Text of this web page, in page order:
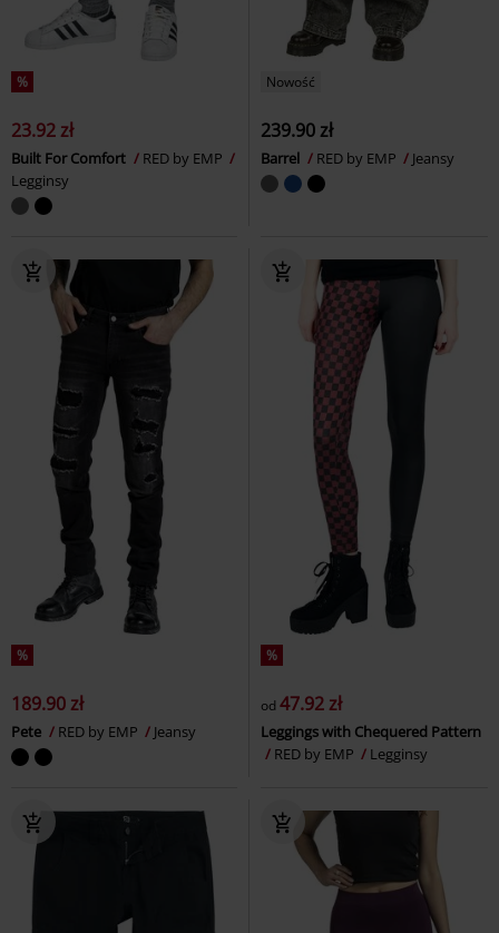
%
23.92 zł
Built For Comfort
RED by EMP
Legginsy
Nowość
239.90 zł
Barrel RED by EMP Jeansy
%
189.90 zł
Pete RED by EMP Jeansy
%
od 47.92 zł
Leggings with Chequered Pattern
RED by EMP
Legginsy